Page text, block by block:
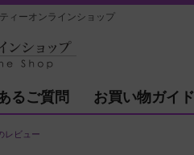
ィーオンラインショップ
るご質問 お買い物ガイド
レビュー